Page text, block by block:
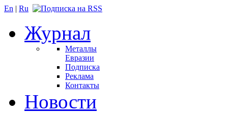
En | Ru
Журнал
Металлы
Евразии
Подписка
Реклама
Контакты
Новости